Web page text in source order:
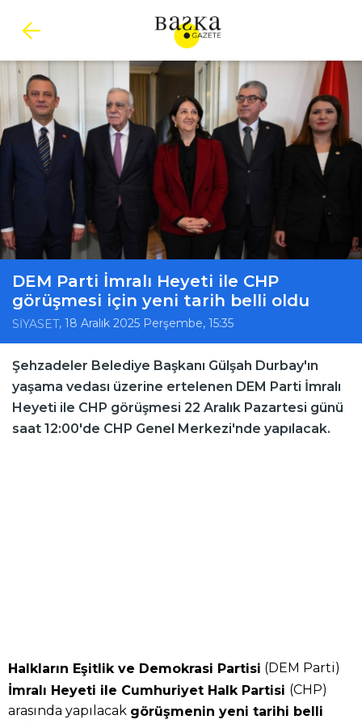
DEM Parti İmralı Heyeti ile CHP
görüşmesi için yeni tarih belli oldu
SİYASET, 18 Aralık 2025 Perşembe, 15:35
Şehzadeler Belediye Başkanı Gülşah Durbay'ın
yaşama vedası üzerine ertelenen DEM Parti İmralı
Heyeti ile CHP görüşmesi 22 Aralık Pazartesi günü
saat 12:00'de CHP Genel Merkezi'nde yapılacak.
Halkların Eşitlik ve Demokrasi Partisi (DEM Parti)
İmralı Heyeti ile Cumhuriyet Halk Partisi (CHP)
arasında yapılacak görüşmenin yeni tarihi belli